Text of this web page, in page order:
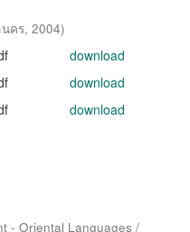
คร, 2004)
download
download
download
- Oriental Languages /